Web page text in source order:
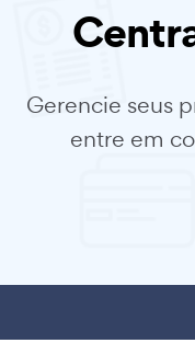
Gerencie seus
entre em